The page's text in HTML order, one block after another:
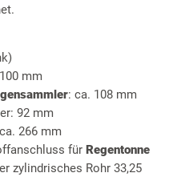
mm
: ca. 108 mm
92 mm
266 mm
für Regentonne
zylindrisches Rohr 33,25